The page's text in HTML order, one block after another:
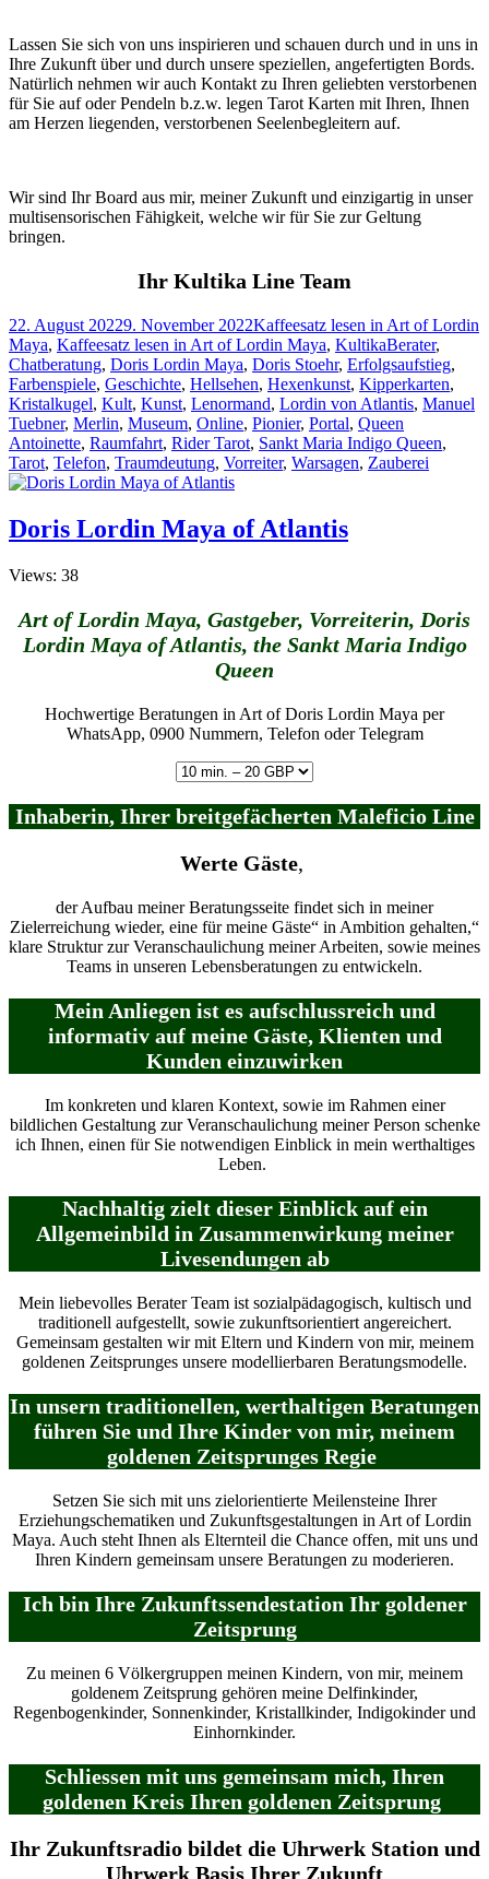
Lassen Sie sich von uns inspirieren und schauen durch und in uns in
Ihre Zukunft über und durch unsere speziellen, angefertigten Bords.
Natürlich nehmen wir auch Kontakt zu Ihren geliebten verstorbenen
für Sie auf oder Pendeln b.z.w. legen Tarot Karten mit Ihren, Ihnen
am Herzen liegenden, verstorbenen Seelenbegleitern auf.
Wir sind Ihr Board aus mir, meiner Zukunft und einzigartig in unser
multisensorischen Fähigkeit, welche wir für Sie zur Geltung
bringen.
Ihr Kultika Line Team
Veröffentlicht
am
22. August 20229. November 2022Kategorien
Kaffeesatz lesen in Art of Lordin
Maya, Kaffeesatz lesen in Art of Lordin Maya, KultikaSchlagwörter
Berater,
Chatberatung, Doris Lordin Maya, Doris Stoehr, Erfolgsaufstieg,
Farbenspiele, Geschichte, Hellsehen, Hexenkunst, Kipperkarten,
Kristalkugel, Kult, Kunst, Lenormand, Lordin von Atlantis, Manuel
Tuebner, Merlin, Museum, Online, Pionier, Portal, Queen
Antoinette, Raumfahrt, Rider Tarot, Sankt Maria Indigo Queen,
Tarot, Telefon, Traumdeutung, Vorreiter, Warsagen, Zauberei
Doris Lordin Maya of Atlantis
Views: 38
Art of Lordin Maya, Gastgeber, Vorreiterin, Doris
Lordin Maya of Atlantis, the Sankt Maria Indigo
Queen
Hochwertige Beratungen in Art of Doris Lordin Maya per
WhatsApp, 0900 Nummern, Telefon oder Telegram
Inhaberin, Ihrer breitgefächerten Maleficio Line
Werte Gäste,
der Aufbau meiner Beratungsseite findet sich in meiner
Zielerreichung wieder, eine für meine Gäste“ in Ambition gehalten,“
klare Struktur zur Veranschaulichung meiner Arbeiten, sowie meines
Teams in unseren Lebensberatungen zu entwickeln.
Mein Anliegen ist es aufschlussreich und
informativ auf meine Gäste, Klienten und
Kunden einzuwirken
Im konkreten und klaren Kontext, sowie im Rahmen einer
bildlichen Gestaltung zur Veranschaulichung meiner Person schenke
ich Ihnen, einen für Sie notwendigen Einblick in mein werthaltiges
Leben.
Nachhaltig zielt dieser Einblick auf ein
Allgemeinbild in Zusammenwirkung meiner
Livesendungen ab
Mein liebevolles Berater Team ist sozialpädagogisch, kultisch und
traditionell aufgestellt, sowie zukunftsorientiert angereichert.
Gemeinsam gestalten wir mit Eltern und Kindern von mir, meinem
goldenen Zeitsprunges unsere modellierbaren Beratungsmodelle.
In unsern traditionellen, werthaltigen Beratungen
führen Sie und Ihre Kinder von mir, meinem
goldenen Zeitsprunges Regie
Setzen Sie sich mit uns zielorientierte Meilensteine Ihrer
Erziehungschematiken und Zukunftsgestaltungen in Art of Lordin
Maya. Auch steht Ihnen als Elternteil die Chance offen, mit uns und
Ihren Kindern gemeinsam unsere Beratungen zu moderieren.
Ich bin Ihre Zukunftssendestation Ihr goldener
Zeitsprung
Zu meinen 6 Völkergruppen meinen Kindern, von mir, meinem
goldenem Zeitsprung gehören meine Delfinkinder,
Regenbogenkinder, Sonnenkinder, Kristallkinder, Indigokinder und
Einhornkinder.
Schliessen mit uns gemeinsam mich, Ihren
goldenen Kreis Ihren goldenen Zeitsprung
Ihr Zukunftsradio bildet die Uhrwerk Station und
Uhrwerk Basis Ihrer Zukunft